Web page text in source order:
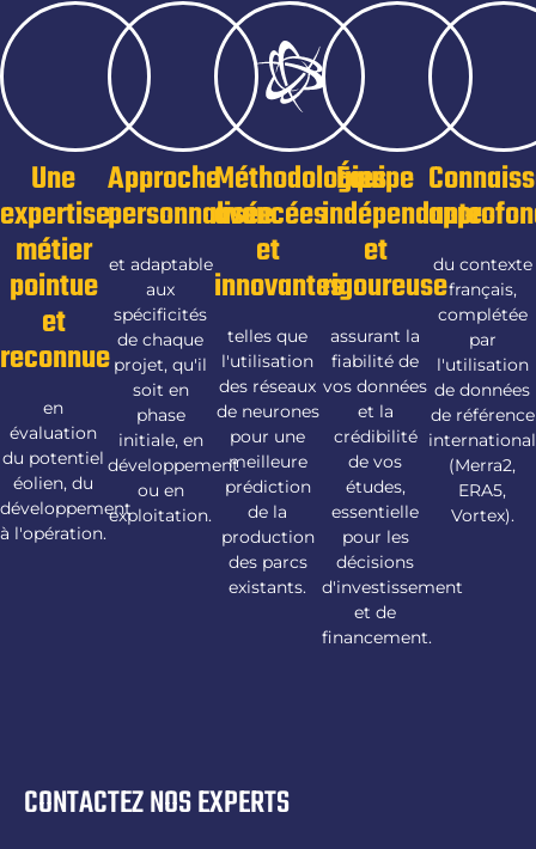
Une
expertise
métier
pointue
et
reconnue
en
évaluation
du potentiel
éolien, du
développement
à l'opération.
Approche
personnalisée
et adaptable
aux
spécificités
de chaque
projet, qu'il
soit en
phase
initiale, en
développement
ou en
exploitation.
Méthodologies
avancées
et
innovantes
telles que
l'utilisation
des réseaux
de neurones
pour une
meilleure
prédiction
de la
production
des parcs
existants.
Équipe
indépendante
et
rigoureuse
assurant la
fiabilité de
vos données
et la
crédibilité
de vos
études,
essentielle
pour les
décisions
d'investissement
et de
financement.
du contexte
français,
complétée
par
l'utilisation
de données
de référence
(Merra2,
ERA5,
Vortex).
CONTACTEZ NOS EXPERTS